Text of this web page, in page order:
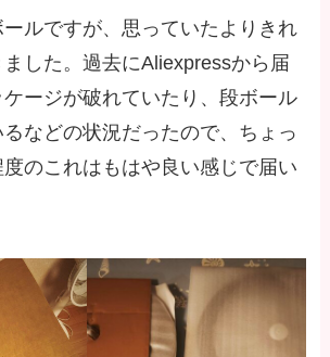
ルですが、思っていたよりきれ
した。過去にAliexpressから届
ージが破れていたり、段ボール
などの状況だったので、ちょっ
のこれはもはや良い感じで届い